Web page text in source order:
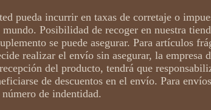
pueda incurrir en taxas de corretaje o
Posibilidad de recoger en nuestra
se puede asegurar. Para artículos
realizar el envío sin asegurar, la empresa
del producto, tendrá que
de descuentos en el envío. Para
de indentidad.